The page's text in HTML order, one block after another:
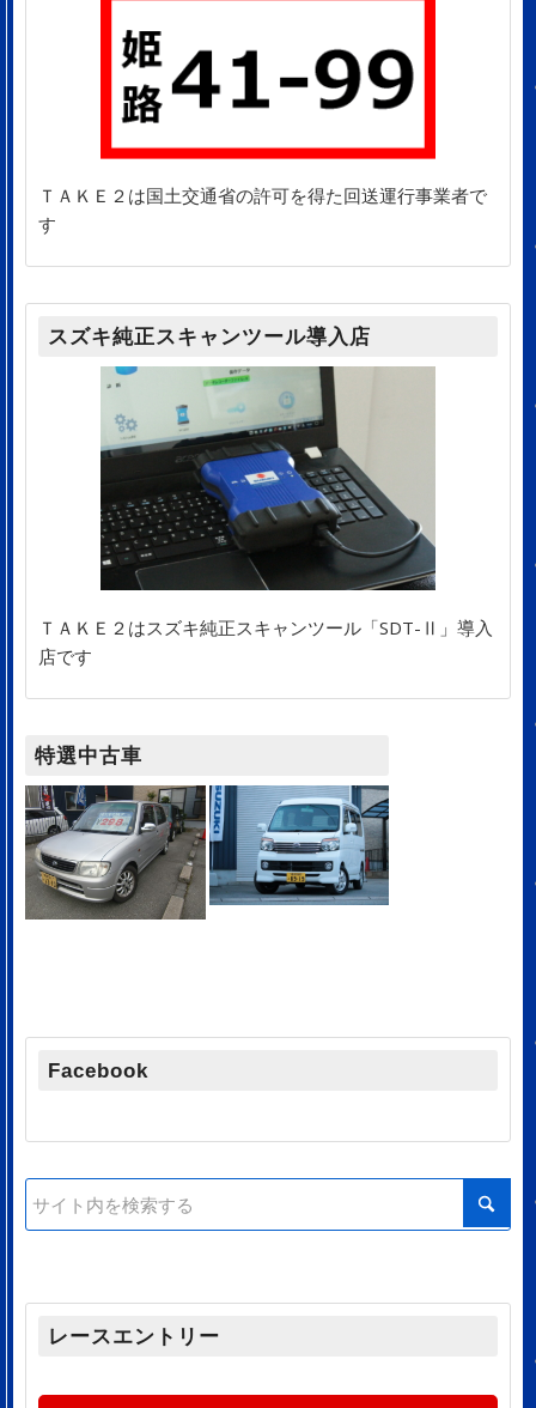
ＴＡＫＥ２は国土交通省の許可を得た回送運行事業者で
す
スズキ純正スキャンツール導入店
ＴＡＫＥ２はスズキ純正スキャンツール「SDT-Ⅱ」導入
店です
特選中古車
Facebook
レースエントリー